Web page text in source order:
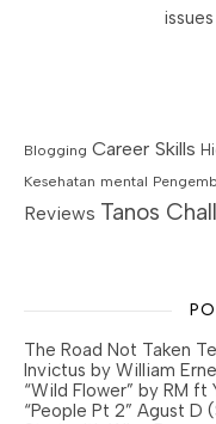
Blogging Career Skills
Kesehatan mental
Reviews Tanos
The Road Not Taken
Invictus by William
“Wild Flower” by RM ft
“People Pt 2” Agust D